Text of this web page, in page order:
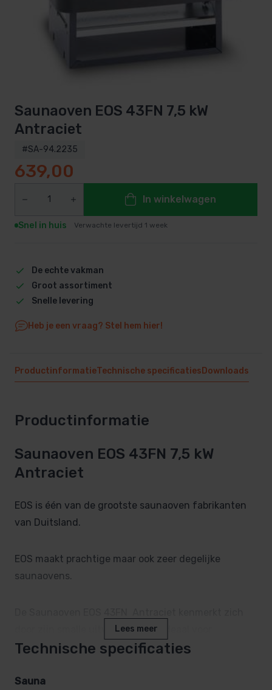
Saunaoven EOS 43FN 7,5 kW
Antraciet
#SA-94.2235
639,00
In winkelwagen
Snel in huis Verwachte levertijd 1 week
De echte vakman
Groot assortiment
Snelle levering
Heb je een vraag? Stel hem hier!
ProductinformatieTechnische specificaties Downloads
Productinformatie
Saunaoven EOS 43FN 7,5 kW
Antraciet
EOS is één van de grootste saunaoven fabrikanten
van Duitsland.
EOS maakt prachtige maar ook zeer degelijke
saunaovens.
door zijn smalle uitvoering en is ideaal voor
compacte tot middelgrote sauna’s
pareleffect poedercoating geeft de oven een
Lees meer
Technische specificaties
Sauna